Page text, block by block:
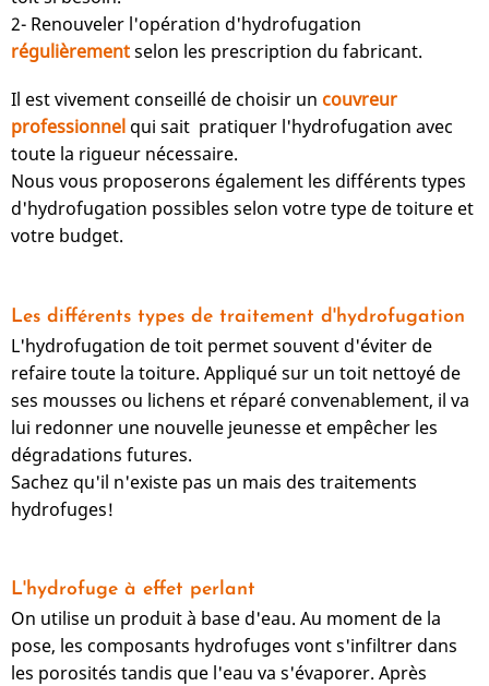
2- Renouveler l'opération d'hydrofugation
régulièrementselon les prescription du fabricant.
Il est vivement conseillé de choisir un couvreur
professionnel qui sait pratiquer l'hydrofugation avec
toute la rigueur nécessaire.
Nous vous proposerons également les différents types
d'hydrofugation possibles selon votre type de toiture et
votre budget.
Les différents types de traitement d'hydrofugation
L'hydrofugation de toit permet souvent d'éviter de
refaire toute la toiture. Appliqué sur un toit nettoyé de
ses mousses ou lichens et réparé convenablement, il va
lui redonner une nouvelle jeunesse et empêcher les
dégradations futures.
Sachez qu'il n'existe pas un mais des traitements
hydrofuges!
L'hydrofuge à effet perlant
On utilise un produit à base d'eau. Au moment de la
pose, les composants hydrofuges vont s'infiltrer dans
les porosités tandis que l'eau va s'évaporer. Après